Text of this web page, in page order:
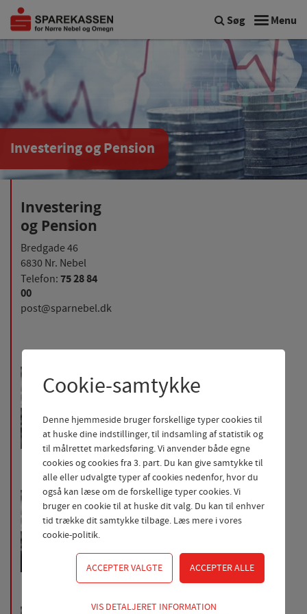
Menu
Søg
Investering og Pension
Investering
og Pension
Bredgade 46
6830 Nr. Nebel
Telefon:75 28 84
00
post@sparnebel.dk
Henrik Pedersen
Pensions- og
Telefon 76 52 64 12
hhp@sparnebel.dk
Per Enevoldsen
Likviditets- og investeringschef
pe@sparnebel.dk
Cookie-samtykke
Denne hjemmeside bruger forskellige typer cookies til
at huske dine indstillinger, til indsamling af statistik og
til målrettet markedsføring. Vi anvender både egne
cookies og cookies fra 3. part. Du kan give samtykke til
alle eller udvalgte typer af cookies nedenfor, hvor du
også kan læse om de forskellige typer cookies. Vi
bruger en cookie til at huske dit valg. Du kan til enhver
tid trække dit samtykke tilbage. Læs mere ivores
cookie-politik.
Teknisk
VIS DETALJERET INFORMATION